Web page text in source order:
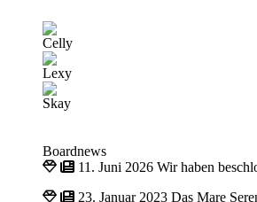
Celly
Lexy
Skay
Boardnews
11. Juni 2026 Wir haben
23. Januar 2023 Das Mare